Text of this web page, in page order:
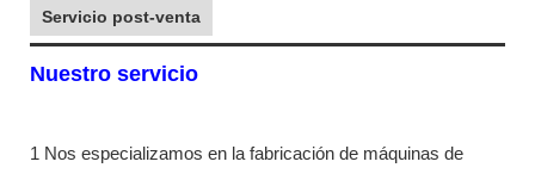
Servicio post-venta
Nuestro servicio
1 Nos especializamos en la fabricación de máquinas de